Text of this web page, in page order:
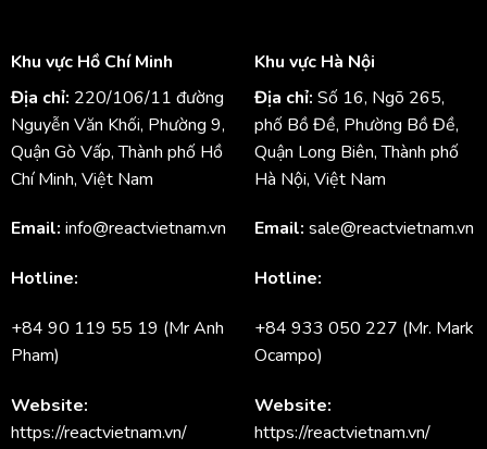
Khu vực Hồ Chí Minh
Địa chỉ: 220/106/11 đường
Nguyễn Văn Khối, Phường 9,
Quận Gò Vấp, Thành phố Hồ
Chí Minh, Việt Nam
Email: info@reactvietnam.vn
Hotline:
+84 90 119 55 19 (Mr Anh
Pham)
Website:
https://reactvietnam.vn/
Khu vực Hà Nội
Địa chỉ: Số 16, Ngõ 265,
phố Bồ Đề, Phường Bồ Đề,
Quận Long Biên, Thành phố
Hà Nội, Việt Nam
Email: sale@reactvietnam.vn
Hotline:
+84 933 050 227 (Mr. Mark
Ocampo)
Website:
https://reactvietnam.vn/